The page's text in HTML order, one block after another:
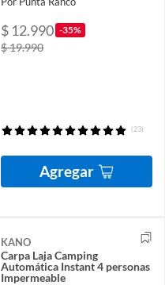
$ 12.990 -35%
$ 19.990
(23)
Agregar
KANO
Carpa Laja Camping
Automática Instant 4 personas
Impermeable